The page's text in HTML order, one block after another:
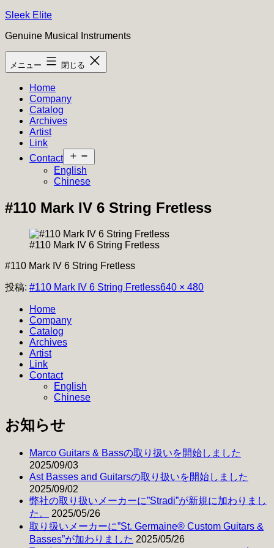
コ
テ
ン
ツ
Sleek Elite
Genuine Musical Instruments
メニュー 閉じる
Home
Company
Catalog
Archives
Artist
Link
Contact
ニ
ー
開
English
Chinese
#110 Mark IV 6 String Fretless
#110 Mark IV 6 String Fretless
#110 Mark IV 6 String Fretless
投稿: #110 Mark IV 6 String Fretlessフ
640 × 480
Home
Company
Catalog
Archives
Artist
Link
Contact
English
Chinese
お知らせ
Marco Guitars & Bassの取り扱いを開始しました
2025/09/03
Ast Basses and Guitarsの取り扱いを開始しました
2025/09/02
弊社の取り扱いメーカーに”Stradi”が新規に加わりまし
た。
2025/05/26
取り扱いメーカーに”St. Germaine® Custom Guitars &
Basses”が加わりました 2025/05/26